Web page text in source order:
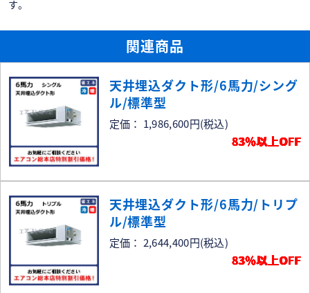
す。
関連商品
天井埋込ダクト形/6馬力/シング
ル/標準型
定価： 1,986,600円(税込)
83％以上OFF
天井埋込ダクト形/6馬力/トリプ
ル/標準型
定価： 2,644,400円(税込)
83％以上OFF